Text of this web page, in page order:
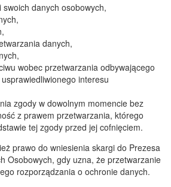
danych osobowych,
danych,
wobec przetwarzania odbywającego
interesu
zgody w dowolnym momencie bez
z prawem przetwarzania, którego
tej zgody przed jej cofnięciem.
prawo do wniesienia skargi do Prezesa
Osobowych, gdy uzna, że przetwarzanie
rozporządzania o ochronie danych.